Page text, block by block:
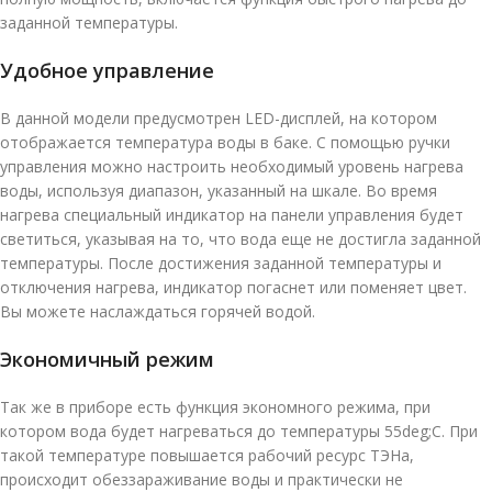
заданной температуры.
Удобное управление
В данной модели предусмотрен LED-дисплей, на котором
отображается температура воды в баке. С помощью ручки
управления можно настроить необходимый уровень нагрева
воды, используя диапазон, указанный на шкале. Во время
нагрева специальный индикатор на панели управления будет
светиться, указывая на то, что вода еще не достигла заданной
температуры. После достижения заданной температуры и
отключения нагрева, индикатор погаснет или поменяет цвет.
Вы можете наслаждаться горячей водой.
Экономичный режим
Так же в приборе есть функция экономного режима, при
котором вода будет нагреваться до температуры 55deg;С. При
такой температуре повышается рабочий ресурс ТЭНа,
происходит обеззараживание воды и практически не